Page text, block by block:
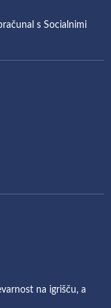
s Socialnimi
na igrišču, a